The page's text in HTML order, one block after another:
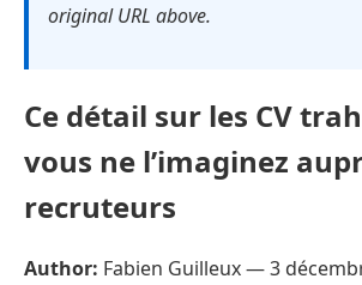
original URL above.
Ce détail sur les CV
vous ne l’imaginez
recruteurs
Author: Fabien Guilleux —3